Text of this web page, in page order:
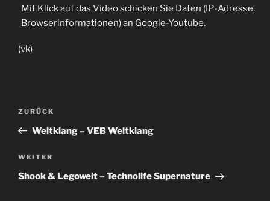
Mit Klick auf das Video schicken Sie Daten (IP-Adresse,
Browserinformationen) an Google-Youtube.
(vk)
Beitragsnavigation
Vorheriger
Beitrag
ZURÜCK
Weltklang – VEB Weltklang
Nächster
Beitrag
WEITER
Shook & Legowelt – Technolife Supernature